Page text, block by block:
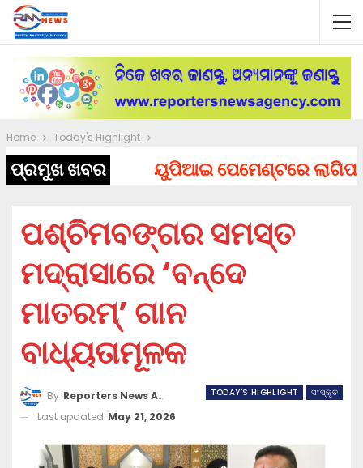
Home Today's Highlight
ପ୍ରମୁଖ ଖବର ୟୁପିଆଇ ପେମେଣ୍ଟରେ ଲାଗିପାରେ
ପଶ୍ଚିମବଙ୍ଗର ସମସ୍ତ
ମଦ୍ରାସାରେ ‘ବନ୍ଦେ
ମାତରମ୍’ ଗାନ
ବାଧ୍ୟତାମୂଳକ
TODAY'S HIGHLIGHT ସଂସ୍କୃତି
By Reporters News Agency
Last updated May 21, 2026